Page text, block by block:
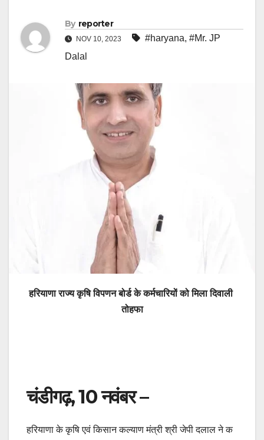
By reporter
NOV 10, 2023 #haryana, #Mr. JP
Dalal
हरियाणा राज्य कृषि विपणन बोर्ड के कर्मचारियों को मिला दिवाली
तोहफा
चंडीगढ़, 10 नवंबर –
हरियाणा के कृषि एवं किसान कल्याण मंत्री श्री जेपी दलाल ने क